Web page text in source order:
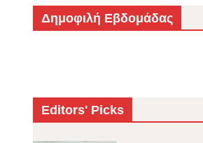
Δημοφιλή Εβδομάδας
Editors' Picks